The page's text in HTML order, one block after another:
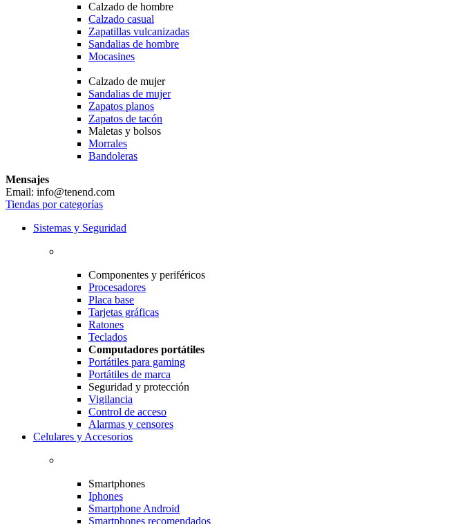
Calzado de hombre
Calzado casual
Zapatillas vulcanizadas
Sandalias de hombre
Mocasines
Calzado de mujer
Sandalias de mujer
Zapatos planos
Zapatos de tacón
Maletas y bolsos
Morrales
Bandoleras
Mensajes
Email: info@tenend.com
Tiendas por categorías
Sistemas y Seguridad
Componentes y periféricos
Procesadores
Placa base
Tarjetas gráficas
Ratones
Teclados
Computadores portátiles
Portátiles para gaming
Portátiles de marca
Seguridad y protección
Vigilancia
Control de acceso
Alarmas y censores
Celulares y Accesorios
Smartphones
Iphones
Smartphone Android
Smartphones recomendados